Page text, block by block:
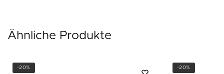
Ähnliche Produkte
-20% -20%